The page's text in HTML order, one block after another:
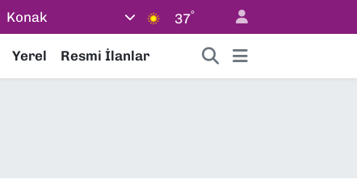
Konak 37°
Yerel Resmi İlanlar